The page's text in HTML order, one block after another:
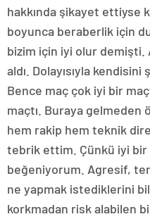
hakkında şikayet ettiyse
boyunca beraberlik için
bizim için iyi olur demişti.
aldı. Dolayısıyla
Bence maç çok iyi bir
maçtı. Buraya gelmeden
hem rakip hem teknik
tebrik ettim. Çünkü iyi bir
beğeniyorum. Agresif,
ne yapmak istediklerini
korkmadan risk alabilen